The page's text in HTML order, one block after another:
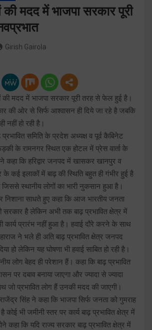
की मदद में भाजपा सरकार पूरी
Girish Gairola
की मदद में भाजपा सरकार पूरी तरह से फेल हुई है।
की ओर से सिर्फ आश्वासन ही दिये जा रहे है जबकि
नहीं हो रही है।
समिति के प्रदेश अध्यक्ष व पूर्व कैबिनेट
रूड़की के रामनगर स्थित एक होटल में प्रेस वार्ता के
कहा कि हरिद्वार जनपद में खासकर खानपुर व
के कई इलाकों में बाढ़ की स्थिति बहुत ही गंभीर हुई है
स्थानीय लोगों का भारी नुकसान हुआ है।
निशाना साधते हुए कहा कि आज भारतीय जनता
सरकार है लेकिन अभी तक बाढ़ प्रभावित क्षेत्र में
कार्य प्रारंभ नहीं हुआ है। हवाई दौरे करने के साथ
ने भले ही अति बाढ़ प्रभावित क्षेत्र जनपद
हो लेकिन यह घोषणा भी हवाई साबित हो रही है।
लोग बेहद ही परेशान हैं। कहा कि बाढ़ प्रभावित
पर दबाव बनाया जाएगा और ज्यादा से ज्यादा
जो प्रभावित लोग हैं उनकी मदद की जाएगी।
सिंह ने कहा कि भाजपा सिर्फ जनता को गुमराह
भी जमीनी स्तर पर कार्य बाढ़ प्रभावित क्षेत्र में
कहा कि यदि राज्य सरकार बाढ़ प्रभावित क्षेत्र में